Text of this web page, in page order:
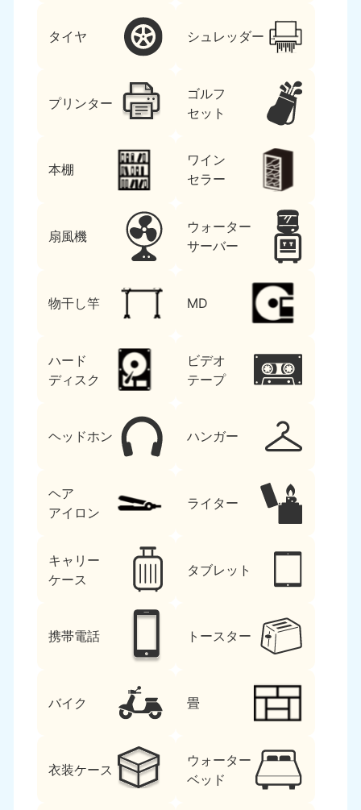
タイヤ シュレッダー
プリンター
ゴルフ
セット
本棚
ワイン
セラー
扇風機
ウォーター
サーバー
物干し竿 MD
ハード
ディスク
ビデオ
テープ
ヘッドホン ハンガー
ヘア
アイロン
ライター
キャリー
ケース
タブレット
携帯電話 トースター
バイク 畳
衣装ケース
ウォーター
ベッド
北海道・東北
050-1881-5277
9:00〜19:00 年中無休
青森県
050-1881-5276
9:00〜19:00 年中無休
050-1881-5274
秋田県
050-1881-5275
山形県
050-1881-5273
宮城県
050-1881-5272